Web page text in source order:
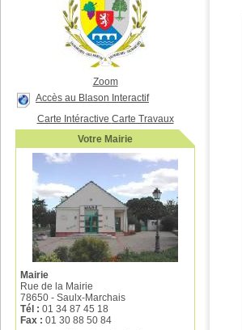
Zoom
Accès au Blason Interactif
Carte Intéractive Carte Travaux
Votre Mairie
Mairie
Rue de la Mairie
78650 - Saulx-Marchais
Tél : 01 34 87 45 18
Fax : 01 30 88 50 84